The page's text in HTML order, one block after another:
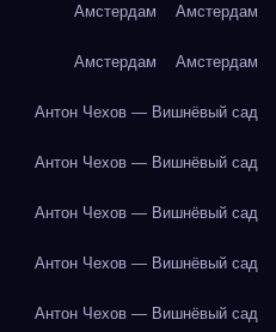
Амстердам Амстердам
Амстердам Амстердам
Антон Чехов — Вишнёвый сад
Антон Чехов — Вишнёвый сад
Антон Чехов — Вишнёвый сад
Антон Чехов — Вишнёвый сад
Антон Чехов — Вишнёвый сад